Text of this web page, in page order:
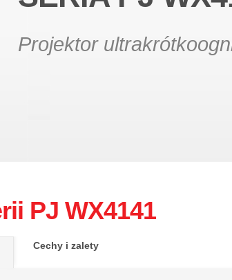
Projektor
PJ WX4141
Cechy i zalety